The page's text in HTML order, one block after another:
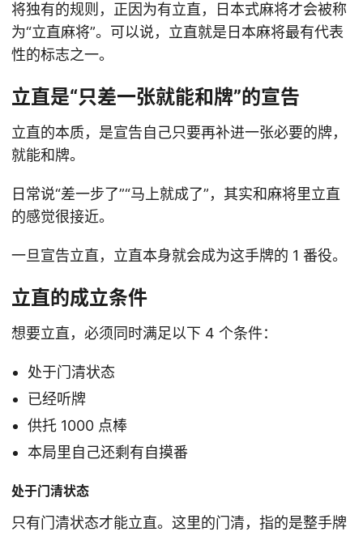
将独有的规则，正因为有立直，日本式麻将才会被称
为“立直麻将”。可以说，立直就是日本麻将最有代表
性的标志之一。
立直是“只差一张就能和牌”的宣告
立直的本质，是宣告自己只要再补进一张必要的牌，
就能和牌。
日常说“差一步了”“马上就成了”，其实和麻将里立直
的感觉很接近。
一旦宣告立直，立直本身就会成为这手牌的 1 番役。
立直的成立条件
想要立直，必须同时满足以下 4 个条件：
处于门清状态
已经听牌
供托 1000 点棒
本局里自己还剩有自摸番
处于门清状态
只有门清状态才能立直。这里的门清，指的是整手牌